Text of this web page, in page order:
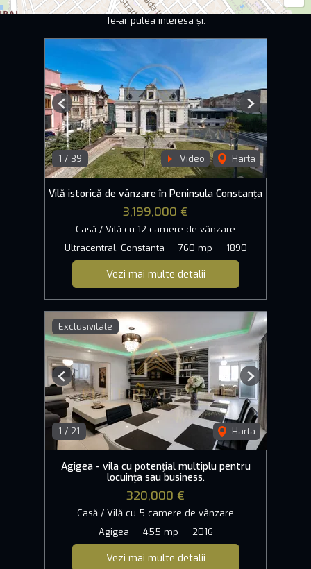
Te-ar putea interesa și:
1 / 39 Video Harta
Previous Next
Vilă istorică de vânzare în Peninsula Constanța
3,199,000 €
Casă / Vilă cu 12 camere de vânzare
Ultracentral, Constanta
760 mp 1890
Vezi mai multe detalii
Exclusivitate
1 / 21 Harta
Previous Next
Agigea - vila cu potențial multiplu pentru
locuința sau business.
320,000 €
Casă / Vilă cu 5 camere de vânzare
Agigea
455 mp 2016
Vezi mai multe detalii